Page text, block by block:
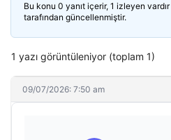
Bu konu 0 yanıt içerir, 1 izleyen
tarafından güncellenmiştir.
1 yazı görüntüleniyor (toplam 1)
09/07/2026: 7:50 am